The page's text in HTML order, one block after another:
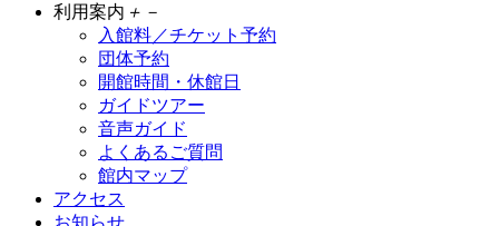
利用案内 ＋ －
入館料／チケット予約
団体予約
開館時間・休館日
ガイドツアー
音声ガイド
よくあるご質問
館内マップ
アクセス